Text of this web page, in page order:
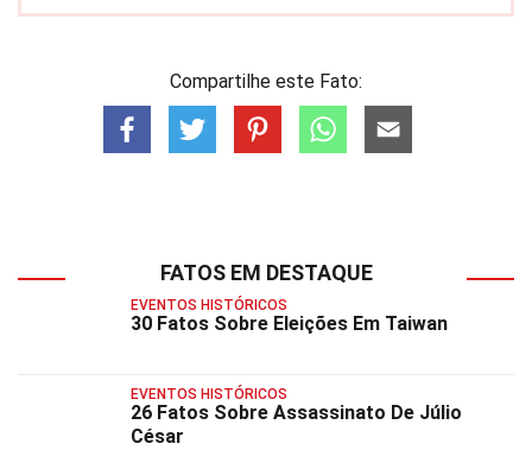
Compartilhe este Fato:
FATOS EM DESTAQUE
EVENTOS HISTÓRICOS
30 Fatos Sobre Eleições Em Taiwan
EVENTOS HISTÓRICOS
26 Fatos Sobre Assassinato De Júlio
César